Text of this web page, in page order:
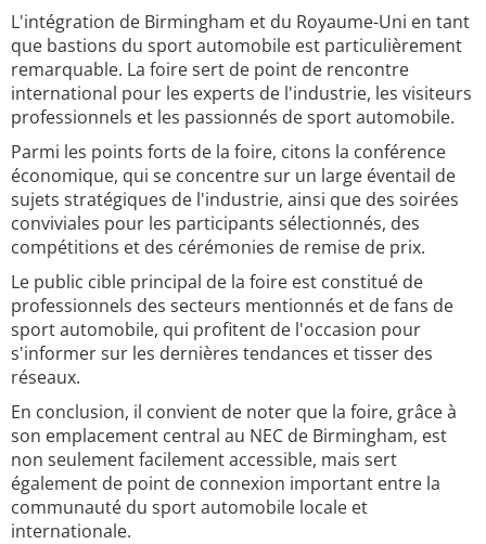
L'intégration de Birmingham et du Royaume-Uni en tant
que bastions du sport automobile est particulièrement
remarquable. La foire sert de point de rencontre
international pour les experts de l'industrie, les visiteurs
professionnels et les passionnés de sport automobile.
Parmi les points forts de la foire, citons la conférence
économique, qui se concentre sur un large éventail de
sujets stratégiques de l'industrie, ainsi que des soirées
conviviales pour les participants sélectionnés, des
compétitions et des cérémonies de remise de prix.
Le public cible principal de la foire est constitué de
professionnels des secteurs mentionnés et de fans de
sport automobile, qui profitent de l'occasion pour
s'informer sur les dernières tendances et tisser des
réseaux.
En conclusion, il convient de noter que la foire, grâce à
son emplacement central au NEC de Birmingham, est
non seulement facilement accessible, mais sert
également de point de connexion important entre la
communauté du sport automobile locale et
internationale.